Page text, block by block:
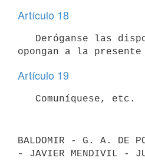
Artículo 18
opongan a la
Artículo 19
   Comuníquese, etc.
BALDOMIR - G. A. DE
- JAVIER MENDIVIL -